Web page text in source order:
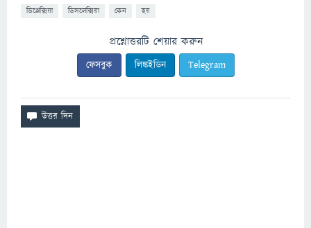
ডিস্লেক্সিয়া ডিসলেক্সিয়া কেন হয়
প্রশ্নোত্তরটি শেয়ার করুন
ফেসবুক লিঙ্কইডিন Telegram